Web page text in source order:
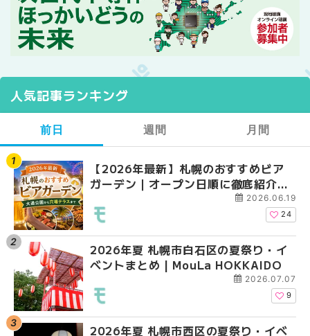
人気記事ランキング
前日
【2026年最新】札幌のおすすめビア
ガーデン｜オープン日順に徹底紹介！
大通公園から穴場テラスまで | MouLa
HOKKAIDO
2026.06.19
24
2026年夏 札幌市白石区の夏祭り・イ
ベントまとめ | MouLa HOKKAIDO
2026.07.07
9
2026年夏 札幌市西区の夏祭り・イベ
週間
【2026年最新】札幌
ガーデン｜オープン日
大通公園から穴場テ
2026年夏 札幌市西区
ントまとめ | MouLa
2026年夏 札幌市北区
月間
【2026年最新】札幌
ガーデン｜オープン日
大通公園から穴場テ
2026年夏 札幌市北区
ントまとめ | MouLa
2026年夏 札幌市白石